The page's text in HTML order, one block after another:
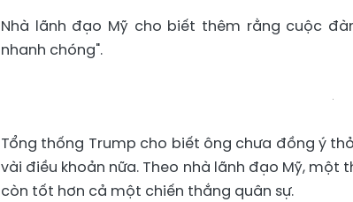
Nhà lãnh đạo Mỹ cho biết thêm rằng cuộc
nhanh chóng".
Tổng thống Trump cho biết ông chưa đồng ý
vài điều khoản nữa. Theo nhà lãnh đạo Mỹ,
còn tốt hơn cả một chiến thắng quân sự.